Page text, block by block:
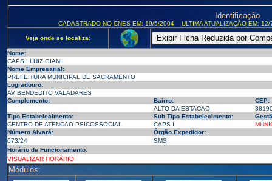
Identificação
CADASTRADO NO CNES EM: 19/5/2004 ULTIMA ATUALIZAÇÃO EM:
Veja onde se localiza:
Nome:
CAPS I LUIZ GIANI
Nome Empresarial:
PREFEITURA MUNICIPAL DE SACRAMENTO
Logradouro:
AV BENDEDITO VALADARES
Complemento:
Bairro:
CEP:
ALTO DA ESTACAO
Tipo Estabelecimento:
Sub Tipo Estabelecimento:
CENTRO DE ATENCAO PSICOSSOCIAL
CAPS I
Número Alvará:
Órgão Expedidor:
073/24
SMS
Horário de Funcionamento:
VISUALIZAR HORÁRIO
Módulos: